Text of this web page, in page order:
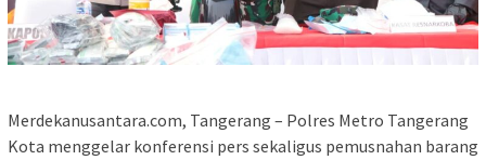
Merdekanusantara.com, Tangerang – Polres Metro Tangerang
Kota menggelar konferensi pers sekaligus pemusnahan barang